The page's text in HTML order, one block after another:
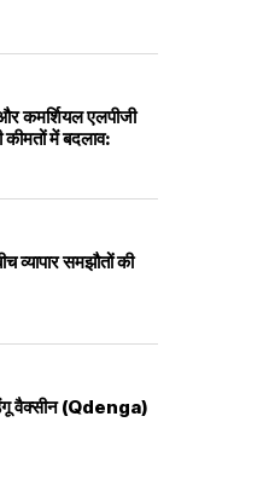
कमर्शियल एलपीजी
में बदलाव:
व्यापार समझौतों की
डेंगू वैक्सीन (Qdenga)